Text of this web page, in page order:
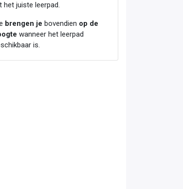
het juiste leerpad.
brengen je bovendien op de
wanneer het leerpad
is.